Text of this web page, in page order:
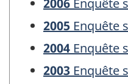
2006 Enquête
2005 Enquête
2004 Enquête
2003 Enquête